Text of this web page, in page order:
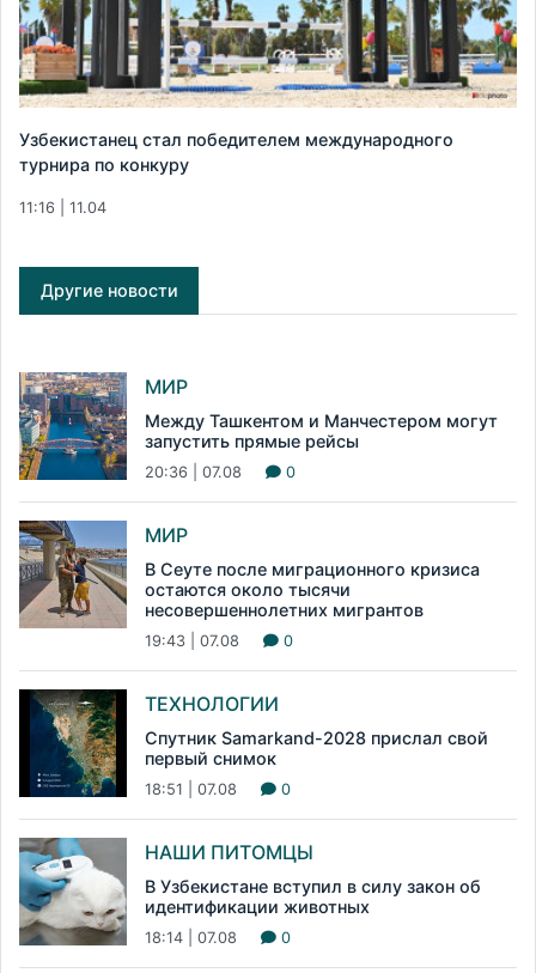
Узбекистанец стал победителем международного
турнира по конкуру
11:16 | 11.04
Другие новости
МИР
Между Ташкентом и Манчестером могут
запустить прямые рейсы
20:36 | 07.08 0
МИР
В Сеуте после миграционного кризиса
остаются около тысячи
несовершеннолетних мигрантов
19:43 | 07.08 0
ТЕХНОЛОГИИ
Спутник Samarkand-2028 прислал свой
первый снимок
18:51 | 07.08 0
НАШИ ПИТОМЦЫ
В Узбекистане вступил в силу закон об
идентификации животных
18:14 | 07.08 0